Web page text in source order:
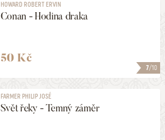
7/10
HOWARD ROBERT ERVIN
Conan - Hodina draka
50 Kč
FARMER PHILIP JOSÉ
Svět řeky - Temný záměr